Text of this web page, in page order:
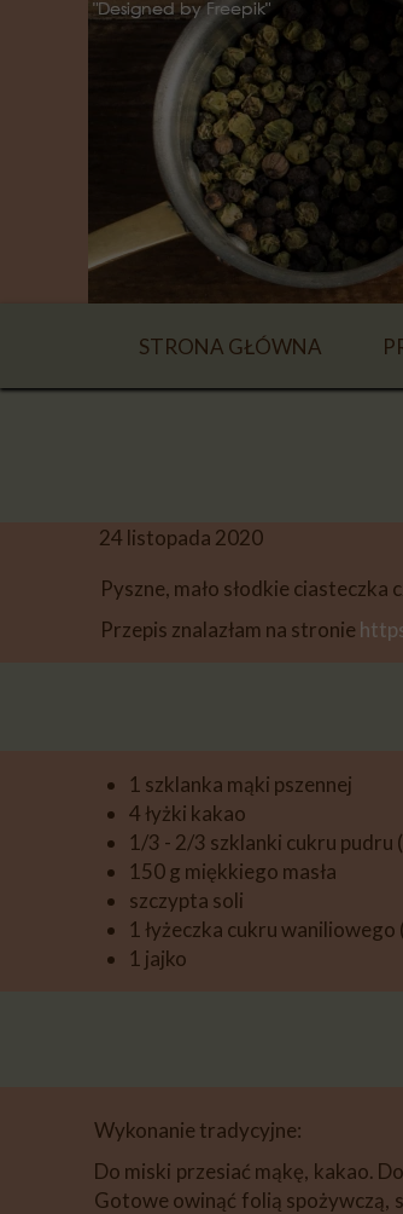
24 listopada 2020
STRONA GŁÓWNA
Pyszne, mało słodkie ciasteczka
Przepis znalazłam na stronie
1 szklanka mąki pszennej
4 łyżki kakao
1/3 - 2/3 szklanki cukru
150 g miękkiego masła
szczypta soli
1 łyżeczka cukru
1 jajko
Wykonanie tradycyjne:
Do miski przesiać mąkę, kakao.
Gotowe owinąć folią spożywczą,